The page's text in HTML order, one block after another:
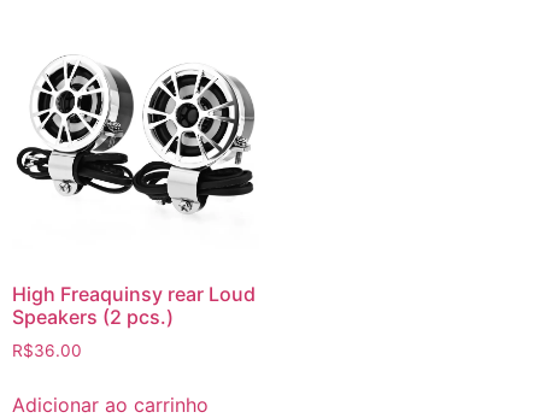
High Freaquinsy rear Loud
Speakers (2 pcs.)
R$36.00
Adicionar ao carrinho